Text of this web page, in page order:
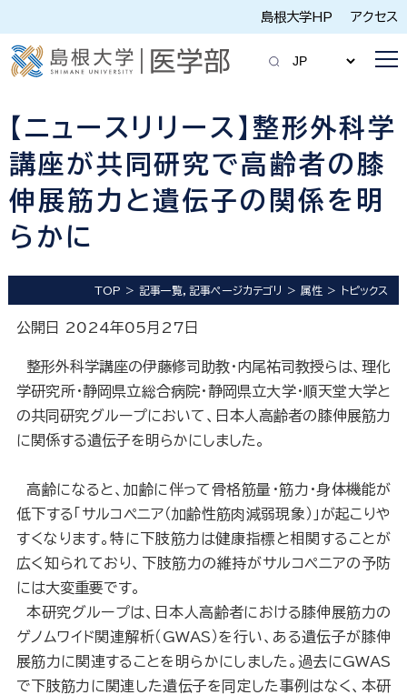
島根大学HP アクセス
【ニュースリリース】整形外科学
講座が共同研究で高齢者の膝
伸展筋力と遺伝子の関係を明
らかに
TOP 記事一覧，記事ページカテゴリ 属性 トピックス
公開日 2024年05月27日
整形外科学講座の伊藤修司助教・内尾祐司教授らは、理化
学研究所・静岡県立総合病院・静岡県立大学・順天堂大学と
の共同研究グループにおいて、日本人高齢者の膝伸展筋力
に関係する遺伝子を明らかにしました。
高齢になると、加齢に伴って骨格筋量・筋力・身体機能が
低下する「サルコペニア（加齢性筋肉減弱現象）」が起こりや
すくなります。特に下肢筋力は健康指標と相関することが
広く知られており、下肢筋力の維持がサルコペニアの予防
には大変重要です。
本研究グループは、日本人高齢者における膝伸展筋力の
ゲノムワイド関連解析（GWAS）を行い、ある遺伝子が膝伸
展筋力に関連することを明らかにしました。過去にGWAS
で下肢筋力に関連した遺伝子を同定した事例はなく、本研